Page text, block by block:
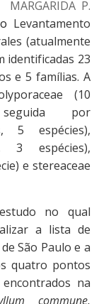
MARGARIDA P.
Levantamento
(atualmente
identificadas 23
e 5 famílias. A
(10
por
5 espécies),
3 espécies),
e stereaceae
no qual
a lista de
São Paulo e a
quatro pontos
na
commune,